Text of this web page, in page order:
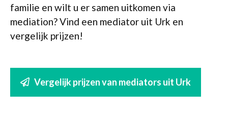
familie en wilt u er samen uitkomen via
mediation? Vind een mediator uit Urk en
vergelijk prijzen!
Vergelijk prijzen van mediators uit Urk